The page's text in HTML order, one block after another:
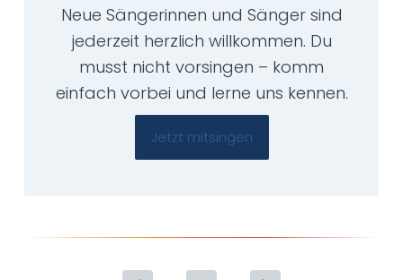
Neue Sängerinnen und Sänger sind
jederzeit herzlich willkommen. Du
musst nicht vorsingen – komm
einfach vorbei und lerne uns kennen.
Jetzt mitsingen